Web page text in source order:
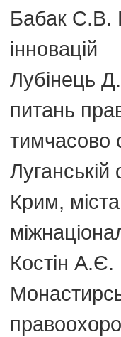
Бабак С.В.
інновацій
Лубінець
питань
тимчасово
Крим,
Костін А.Є.